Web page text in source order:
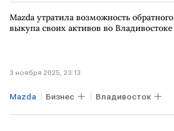
Владивосток Соллерс Авто
Mazda утратила возможность обратного
выкупа своих активов во Владивостоке
3 ноября 2025, 23:13
Mazda Бизнес Владивосток
Соллерс Sollers